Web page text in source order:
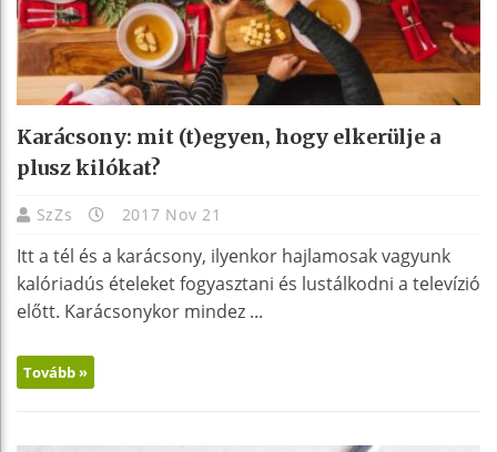
Karácsony: mit (t)egyen, hogy elkerülje a
plusz kilókat?
SzZs 2017 Nov 21
Itt a tél és a karácsony, ilyenkor hajlamosak vagyunk
kalóriadús ételeket fogyasztani és lustálkodni a televízió
előtt. Karácsonykor mindez ...
Tovább »